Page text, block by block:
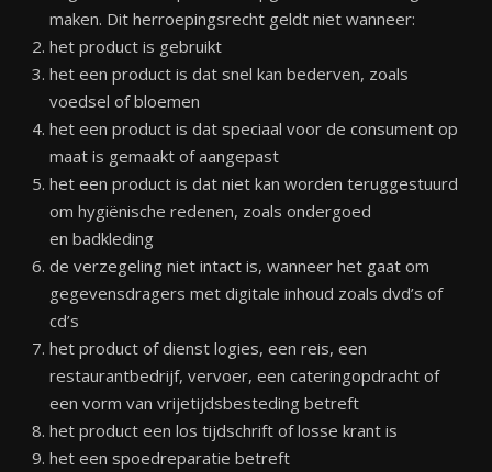
maken. Dit herroepingsrecht geldt niet wanneer:
het product is gebruikt
het een product is dat snel kan bederven, zoals
voedsel of bloemen
het een product is dat speciaal voor de consument op
maat is gemaakt of aangepast
het een product is dat niet kan worden teruggestuurd
om hygiënische redenen, zoals ondergoed
en badkleding
de verzegeling niet intact is, wanneer het gaat om
gegevensdragers met digitale inhoud zoals dvd’s of
cd’s
het product of dienst logies, een reis, een
restaurantbedrijf, vervoer, een cateringopdracht of
een vorm van vrijetijdsbesteding betreft
het product een los tijdschrift of losse krant is
het een spoedreparatie betreft